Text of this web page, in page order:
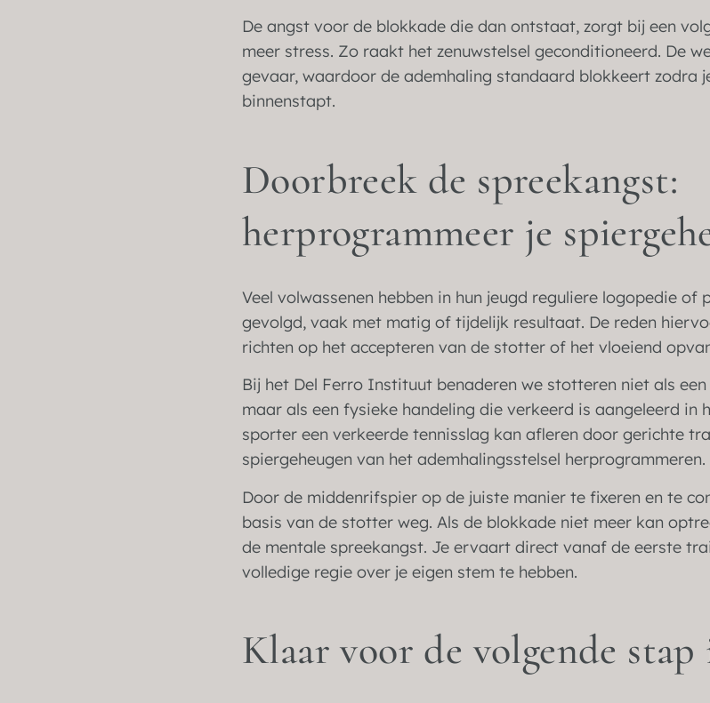
De angst voor de blokkade die dan ontstaat, zorgt bij een
meer stress. Zo raakt het zenuwstelsel geconditioneerd. De
gevaar, waardoor de ademhaling standaard blokkeert zodra
binnenstapt.
Doorbreek de spreekangst:
herprogrammeer je
Veel volwassenen hebben in hun jeugd reguliere logopedie of
gevolgd, vaak met matig of tijdelijk resultaat. De reden
richten op het accepteren van de stotter of het vloeiend
Bij het Del Ferro Instituut benaderen we stotteren niet als
maar als een fysieke handeling die verkeerd is aangeleerd in
sporter een verkeerde tennisslag kan afleren door gerichte
spiergeheugen van het ademhalingsstelsel herprogrammeren.
Door de middenrifspier op de juiste manier te fixeren en te
basis van de stotter weg. Als de blokkade niet meer kan
de mentale spreekangst. Je ervaart direct vanaf de eerste
volledige regie over je eigen stem te hebben.
Klaar voor de volgende stap